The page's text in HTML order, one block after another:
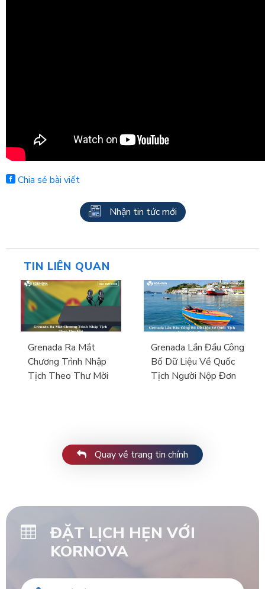
Chia sẻ bài viết
Nhận tin tức mới
TIN LIÊN QUAN
Grenada Ra Mắt
Chương Trình Nhập
Tịch Theo Thư Mời
Grenada Lần Đầu Công
Bố Dữ Liệu Về Quốc
Tịch Người Nộp Đơn
Quay về trang tin chính
ĐẶT LỊCH HẸN VỚI
KORNOVA